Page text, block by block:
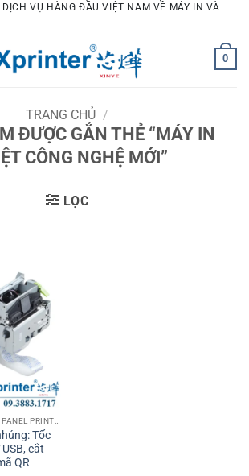
DỊCH VỤ HÀNG ĐẦU VIỆT NAM VỀ MÁY IN VÀ
0
TRANG CHỦ /
ĐƯỢC GẮN THẺ “MÁY IN
CÔNG NGHỆ MỚI”
LỌC
Tốc
cắt
QR